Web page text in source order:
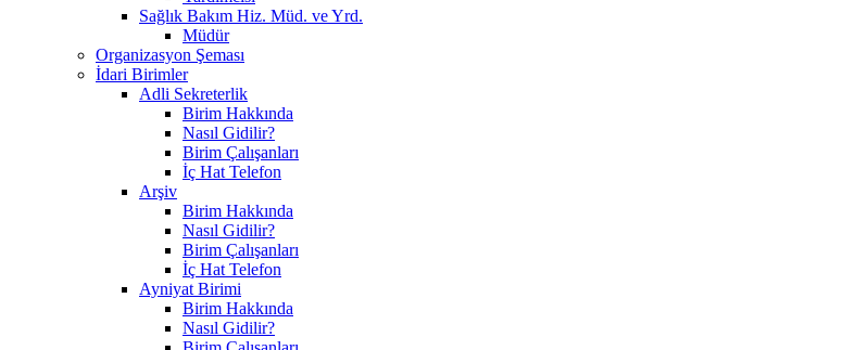
Sağlık Bakım Hiz. Müd. ve Yrd.
Müdür
Organizasyon Şeması
İdari Birimler
Adli Sekreterlik
Birim Hakkında
Nasıl Gidilir?
Birim Çalışanları
İç Hat Telefon
Arşiv
Birim Hakkında
Nasıl Gidilir?
Birim Çalışanları
İç Hat Telefon
Ayniyat Birimi
Birim Hakkında
Nasıl Gidilir?